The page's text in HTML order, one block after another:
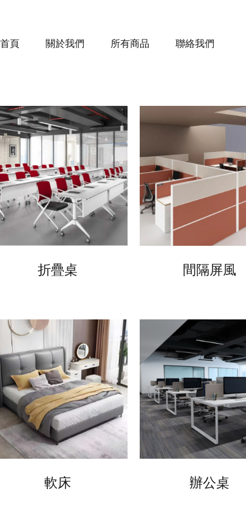
首頁 關於我們 所有商品 聯絡我們
折疊桌 間隔屏風
軟床 辦公桌